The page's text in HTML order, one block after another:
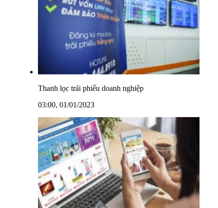
Thanh lọc trái phiếu doanh nghiệp
03:00, 01/01/2023